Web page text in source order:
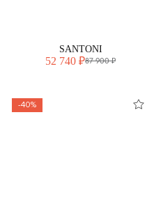
SANTONI
52 740 ₽87 900 ₽
-40%